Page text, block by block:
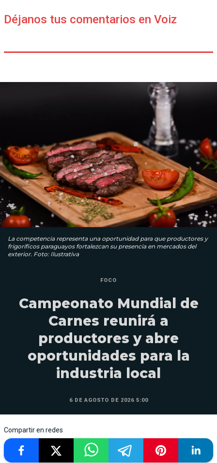
Déjanos tus comentarios en Voiz
La competencia representa una oportunidad para que productores y
frigoríficos paraguayos fortalezcan su presencia en mercados del
exterior. Foto: Ilustrativa
FOCO
Campeonato Mundial de
Carnes reunirá a
productores y abre
oportunidades para la
industria local
6 DE AGOSTO DE 2026 5:00
Compartir en redes